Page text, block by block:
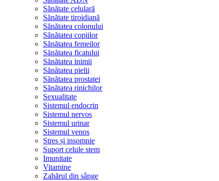
Sănătate celulară
Sănătate tiroidiană
Sănătatea colonului
Sănătatea copiilor
Sănătatea femeilor
Sănătatea ficatului
Sănătatea inimii
Sănătatea pielii
Sănătatea prostatei
Sănătatea rinichilor
Sexualitate
Sistemul endocrin
Sistemul nervos
Sistemul urinar
Sistemul venos
Stres și insomnie
Suport celule stem
Imunitate
Vitamine
Zahărul din sânge